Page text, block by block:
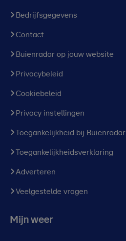
Bedrijfsgegevens
Contact
Buienradar op jouw website
Privacybeleid
Cookiebeleid
Privacy instellingen
Toegankelijkheid bij Buienradar
Toegankelijkheidsverklaring
Adverteren
Veelgestelde vragen
Mijn weer